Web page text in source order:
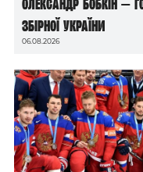
Олександр Бобкін —
збірної України
06.08.2026